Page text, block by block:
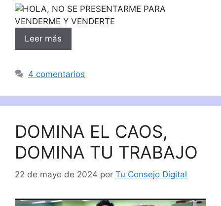
Leer más
4 comentarios
DOMINA EL CAOS,
DOMINA TU TRABAJO
22 de mayo de 2024 por Tu Consejo Digital